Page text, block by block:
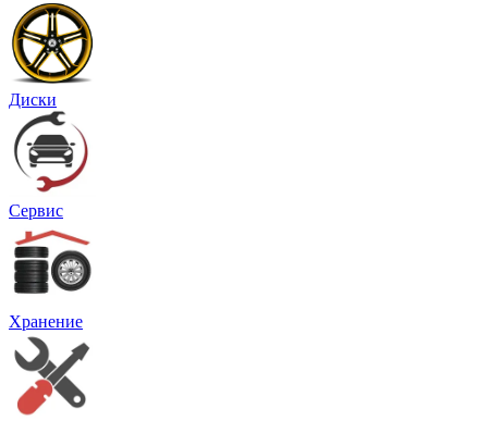
Диски
Сервис
Хранение